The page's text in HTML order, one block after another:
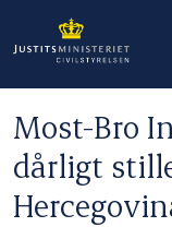
Most-Bro
dårligt